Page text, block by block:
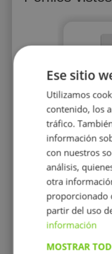
Soy
Ese sitio
Utilizamos
contenido, los
tráfico.
información
con nuestros
análisis,
otra
proporcionado
partir del uso
información
MOSTRAR